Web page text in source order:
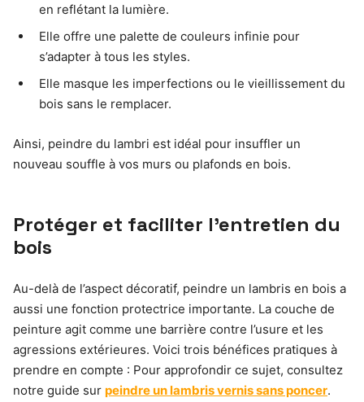
en reflétant la lumière.
Elle offre une palette de couleurs infinie pour
s’adapter à tous les styles.
Elle masque les imperfections ou le vieillissement du
bois sans le remplacer.
Ainsi, peindre du lambri est idéal pour insuffler un
nouveau souffle à vos murs ou plafonds en bois.
Protéger et faciliter l’entretien du
bois
Au-delà de l’aspect décoratif, peindre un lambris en bois a
aussi une fonction protectrice importante. La couche de
peinture agit comme une barrière contre l’usure et les
agressions extérieures. Voici trois bénéfices pratiques à
prendre en compte : Pour approfondir ce sujet, consultez
notre guide sur peindre un lambris vernis sans poncer.